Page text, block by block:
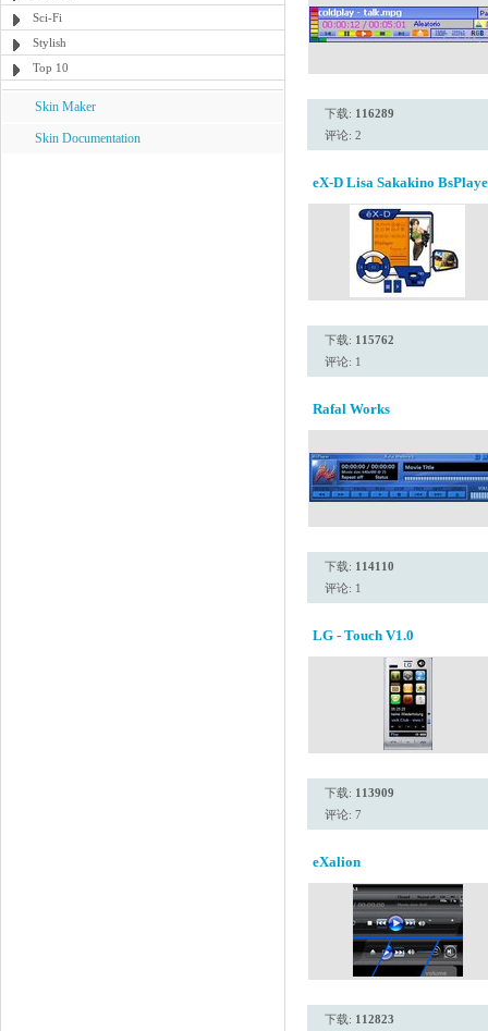
Sci-Fi
Stylish
Top 10
Skin Maker
Skin Documentation
下载: 116289
评论: 2
eX-D Lisa Sakakino
下载: 115762
评论: 1
Rafal Works
下载: 114110
评论: 1
LG - Touch V1.0
下载: 113909
评论: 7
eXalion
下载: 112823